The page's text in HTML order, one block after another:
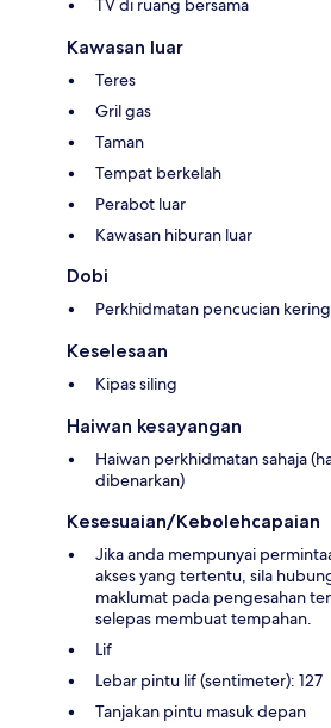
TV di ruang bersama
Kawasan luar
Teres
Gril gas
Taman
Tempat berkelah
Perabot luar
Kawasan hiburan luar
Dobi
Perkhidmatan pencucian
Keselesaan
Kipas siling
Haiwan kesayangan
Haiwan perkhidmatan sahaja
dibenarkan)
Kesesuaian/Kebolehcapaian
Jika anda mempunyai
akses yang tertentu, sila
maklumat pada pengesahan
selepas membuat tempahan.
Lif
Lebar pintu lif (sentimeter): 127
Tanjakan pintu masuk depan